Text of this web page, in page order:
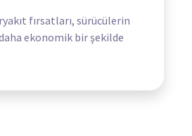
fırsatları, sürücülerin
ekonomik bir şekilde